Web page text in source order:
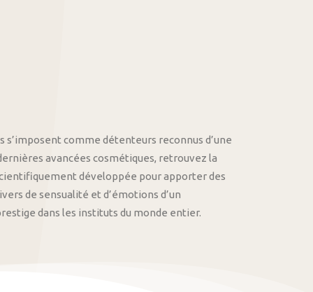
s’imposent comme détenteurs reconnus d’une
avancées cosmétiques, retrouvez la
développée pour apporter des
de sensualité et d’émotions d’un
dans les instituts du monde entier.